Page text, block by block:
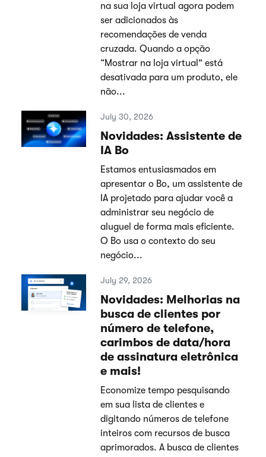
na sua loja virtual agora podem
ser adicionados às
recomendações de venda
cruzada. Quando a opção
“Mostrar na loja virtual” está
desativada para um produto, ele
não...
July 30, 2026
Novidades: Assistente de
IA Bo
Estamos entusiasmados em
apresentar o Bo, um assistente de
IA projetado para ajudar você a
administrar seu negócio de
aluguel de forma mais eficiente.
O Bo usa o contexto do seu
negócio...
July 29, 2026
Novidades: Melhorias na
busca de clientes por
número de telefone,
carimbos de data/hora
de assinatura eletrônica
e mais!
Economize tempo pesquisando
em sua lista de clientes e
digitando números de telefone
inteiros com recursos de busca
aprimorados. A busca de clientes